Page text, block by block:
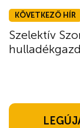
KÖVETKEZŐ HÍR
Szelektív